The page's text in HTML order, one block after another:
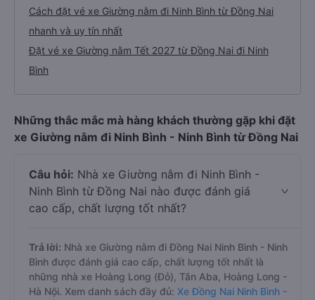
Cách đặt vé xe Giường nằm đi Ninh Bình từ Đồng Nai
nhanh và uy tín nhất
Đặt vé xe Giường nằm Tết 2027 từ Đồng Nai đi Ninh
Bình
Những thắc mắc mà hàng khách thường gặp khi đặt
xe Giường nằm đi Ninh Bình - Ninh Bình từ Đồng Nai
Câu hỏi: Nhà xe Giường nằm đi Ninh Bình -
Ninh Bình từ Đồng Nai nào được đánh giá
cao cấp, chất lượng tốt nhất?
Trả lời: Nhà xe Giường nằm đi Đồng Nai Ninh Bình - Ninh
Bình được đánh giá cao cấp, chất lượng tốt nhất là
những nhà xe Hoàng Long (Đỏ), Tân Aba, Hoàng Long -
Hà Nội. Xem danh sách đầy đủ: Xe Đồng Nai Ninh Bình -